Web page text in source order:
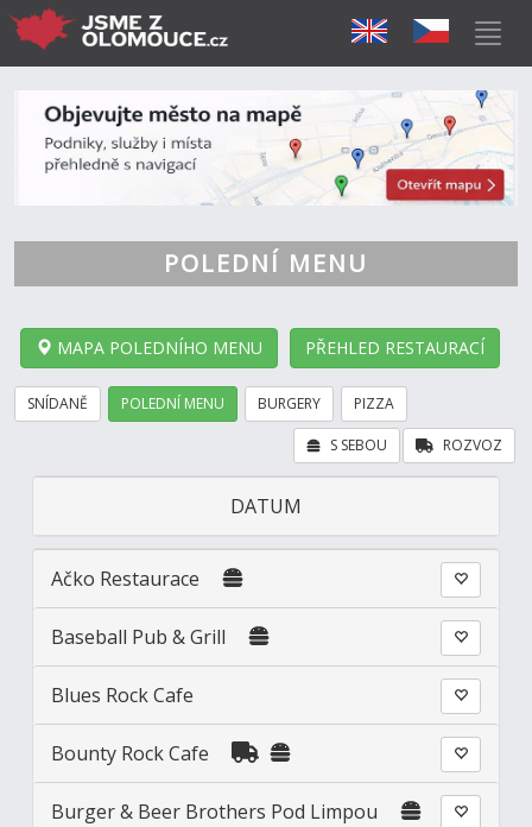
POLEDNÍ MENU
MAPA POLEDNÍHO MENU PŘEHLED RESTAURACÍ
SNÍDANĚ POLEDNÍ MENU BURGERY PIZZA
ROZVOZ
S SEBOU
DATUM
Ačko Restaurace
Baseball Pub & Grill
Blues Rock Cafe
Bounty Rock Cafe
Burger & Beer Brothers Pod Limpou